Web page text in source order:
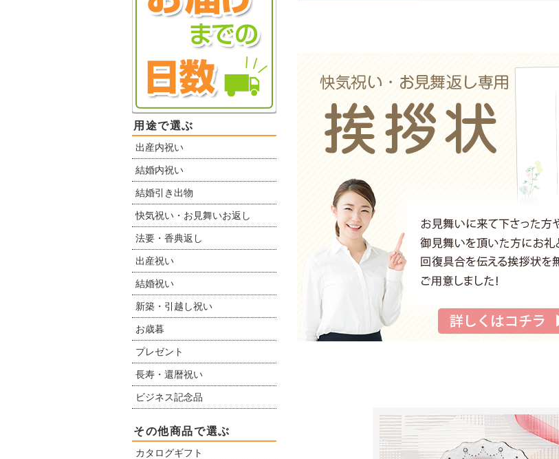
用途で選ぶ
出産内祝い
結婚内祝い
結婚引き出物
快気祝い・お見舞いお返し
法要・香典返し
出産祝い
結婚祝い
新築・引越し祝い
お歳暮
プレゼント
長寿・還暦祝い
ビジネス記念品
その他商品で選ぶ
カタログギフト